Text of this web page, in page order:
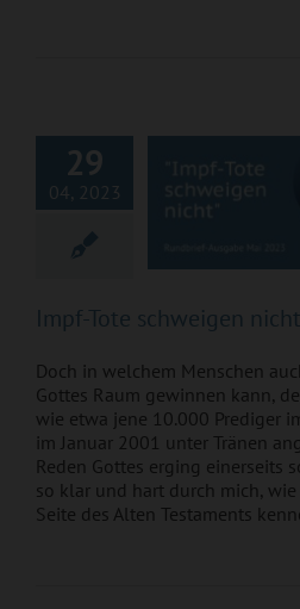
29
04, 2023
Impf-Tote schweigen nicht
Doch in welchem Menschen
Gottes Raum gewinnen kann,
wie etwa jene 10.000 Prediger
im Januar 2001 unter Tränen
Reden Gottes erging einerseits
so klar und hart durch mich,
Seite des Alten Testaments